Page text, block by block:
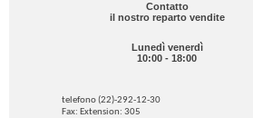
Contatto
il nostro reparto vendite
Lunedì venerdì
10:00 - 18:00
telefono (22)-292-12-30
Fax: Extension: 305